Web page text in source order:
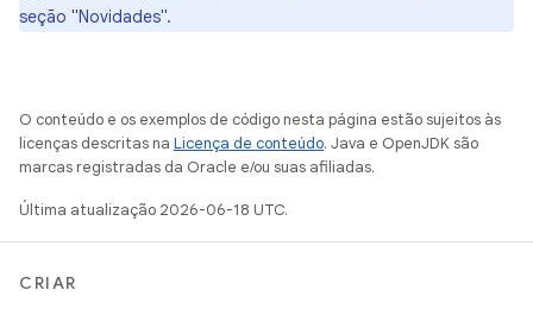
seção "Novidades".
O conteúdo e os exemplos de código nesta página estão sujeitos às
licenças descritas na Licença de conteúdo. Java e OpenJDK são
marcas registradas da Oracle e/ou suas afiliadas.
Última atualização 2026-06-18 UTC.
CRIAR